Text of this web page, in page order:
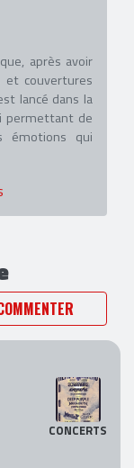
après avoir
et couvertures
lancé dans la
permettant de
émotions qui
CONCERTS